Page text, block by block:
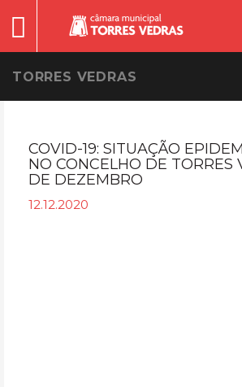
TORRES VEDRAS
COVID-19: SITUAÇÃO
NO CONCELHO DE TORRES
DE DEZEMBRO
12.12.2020